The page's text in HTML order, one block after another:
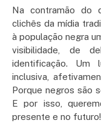
Na contramão do
clichês da mídia
à população negra
visibilidade, de
identificação. Um
inclusiva,
Porque negros são
E por isso,
presente e no futuro!